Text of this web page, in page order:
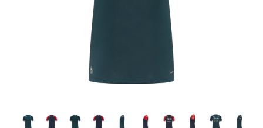
Tacchettee Collection
Urban Collection
Throwback Duemila
Sebago x Genoa